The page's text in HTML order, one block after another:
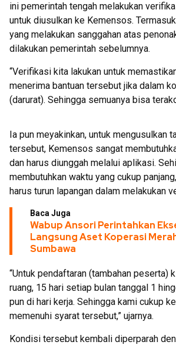
ini pemerintah tengah melakukan
untuk diusulkan ke Kemensos.
yang melakukan sanggahan atas
dilakukan pemerintah sebelumnya.
“Verifikasi kita lakukan untuk
menerima bantuan tersebut jika dalam
(darurat). Sehingga semuanya bisa
Ia pun meyakinkan, untuk mengusulkan
tersebut, Kemensos sangat
dan harus diunggah melalui aplikasi.
membutuhkan waktu yang cukup
harus turun lapangan dalam melakukan
Baca Juga
Wabup Ansori Perintahkan
Langsung Aset Koperasi
Sumbawa
“Untuk pendaftaran (tambahan peserta)
ruang, 15 hari setiap bulan tanggal 1
pun di hari kerja. Sehingga kami cukup
memenuhi syarat tersebut,” ujarnya.
Kondisi tersebut kembali diperparah